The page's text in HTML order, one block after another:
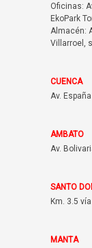
Oficinas:
EkoPark
Almacén:
Villarroel,
CUENCA
Av.
AMBATO
Av.
SANTO
Km. 3.5
MANTA